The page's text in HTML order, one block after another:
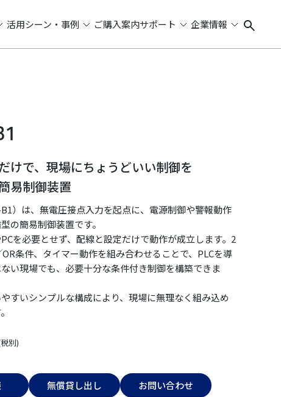
活用シーン・事例 ご購入案内サポート 企業情報
けで、現場にちょうどいい制御を
易制御装置
）は、無電圧接点入力を起点に、電源制御や警報動作
の簡易制御装置です。
を必要とせず、配線と設定だけで動作が成立します。2
条件、タイマー動作を組み合わせることで、PLCを導
い現場でも、必要十分な条件付き制御を構築できま
すいシンプルな構成により、現場に無理なく組み込め
別)
無償貸し出し お問い合わせ